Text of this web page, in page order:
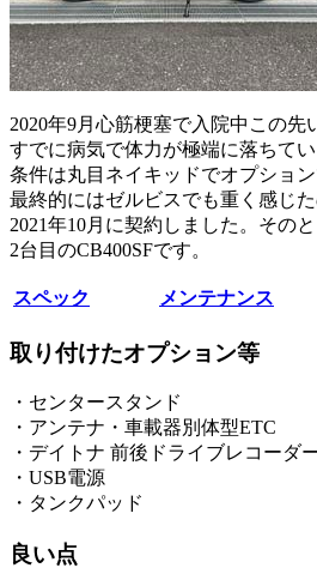
2020年9月心筋梗塞で入院中この先
すでに病気で体力が極端に落ちて
条件は丸目ネイキッドでオプショ
最終的にはゼルビスでも重く感じ
2021年10月に契約しました。その
2台目のCB400SFです。
スペック メンテナンス
取り付けたオプション等
・センタースタンド
・アンテナ・車載器別体型ETC
・デイトナ 前後ドライブレコーダ
・USB電源
・タンクパッド
良い点